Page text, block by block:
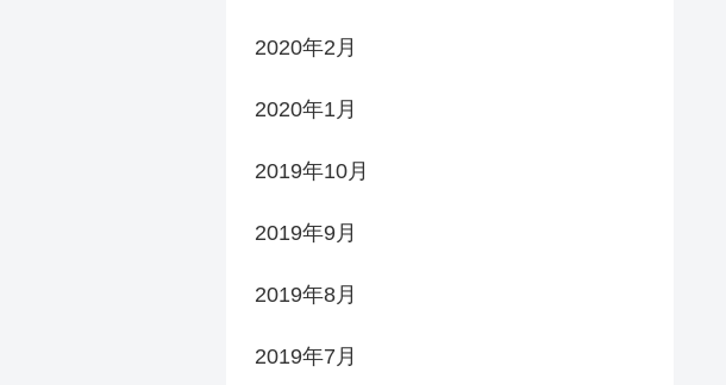
2020年2月
2020年1月
2019年10月
2019年9月
2019年8月
2019年7月